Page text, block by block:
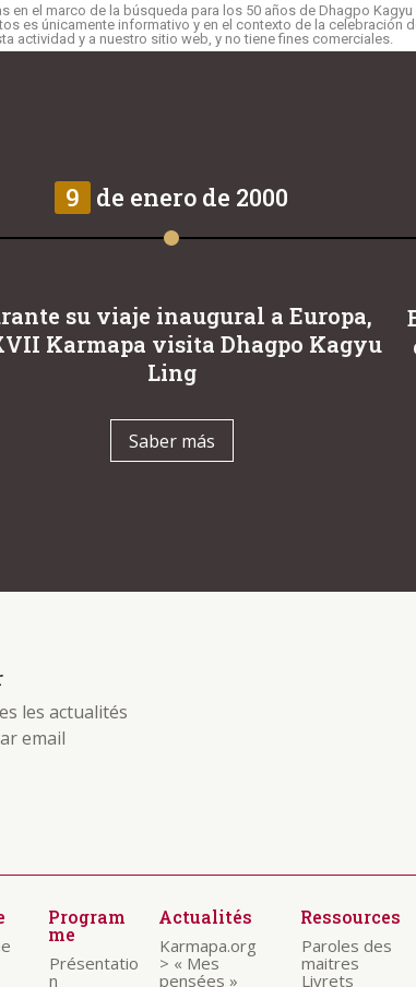
el marco de la búsqueda para los 50 años de Dhagpo Kagyu
es únicamente informativo y en el contexto de la celebración
actividad y a nuestro sitio web, y no tiene fines comerciales.
su viaje inaugural a Europa,
Karmapa visita Dhagpo Kagyu
Ling
9 de enero de 2000
Saber más
les actualités
email
Program
me
Présentatio
n
Actualités
Karmapa.org
> « Mes
pensées »
Ressources
Paroles des
maitres
Livrets